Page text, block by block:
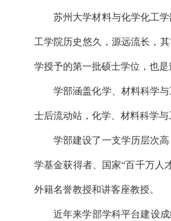
苏州大学材料与化学化工
工学院历史悠久，源远流长，
学授予的第一批硕士学位，也
学部涵盖化学、材料科学
士后流动站，化学、材料科学
学部建设了一支学历层次
学基金获得者、国家“百千万人
外籍名誉教授和讲客座教授。
近年来学部学科平台建设